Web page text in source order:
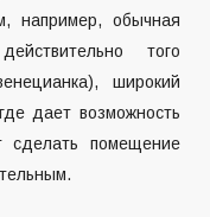
например, обычная
того
широкий
дает возможность
сделать помещение